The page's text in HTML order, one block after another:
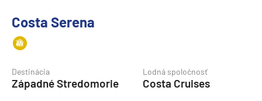
Costa Serena
Destinácia
Západné Stredomorie
Lodná spoločnosť
Costa Cruises